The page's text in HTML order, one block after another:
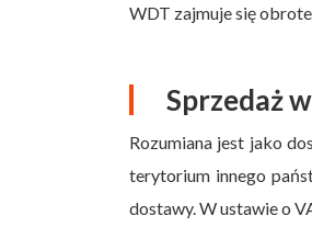
WDT zajmuje się
Sprzedaż
Rozumiana jest jako
terytorium innego
dostawy. W ustawie o